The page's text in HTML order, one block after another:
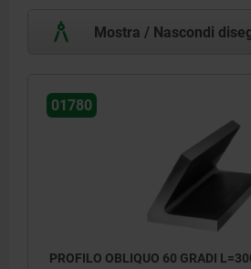
Mostra / Nascondi
01780
PROFILO OBLIQUO 60 GRADI